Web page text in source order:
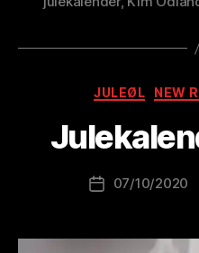
JULEØL NEW
Publiseringsdato
07/10/2020